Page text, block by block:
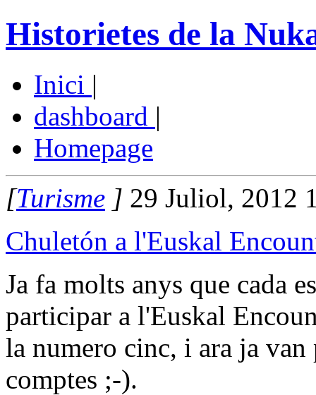
Historietes de la
Inici |
dashboard |
Homepage
[Turisme ] 29 Juliol, 2012
Chuletón a l'Euskal
Ja fa molts anys que cada
participar a l'Euskal
la numero cinc, i ara ja
comptes ;-).